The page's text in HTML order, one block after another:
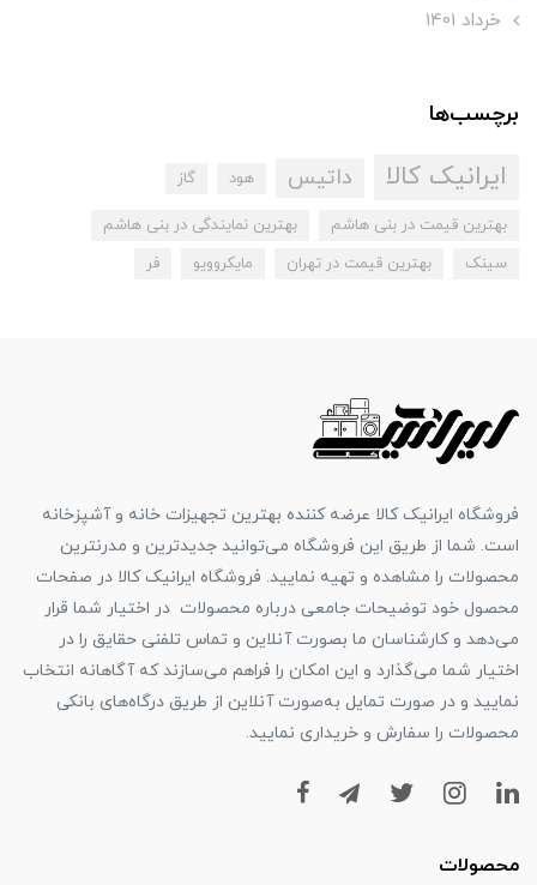
خرداد 1401
برچسب‌ها
ایرانیک کالا داتیس هود گاز
بهترین قیمت در بنی هاشم
بهترین نمایندگی در بنی هاشم
سینک
بهترین قیمت در تهران مایکروویو فر
فروشگاه ایرانیک کالا عرضه کننده بهترین تجهیزات خانه و آشپزخانه
است. شما از طریق این فروشگاه می‌توانید جدیدترین و مدرنترین
محصولات را مشاهده و تهیه نمایید. فروشگاه ایرانیک کالا در صفحات
محصول خود توضیحات جامعی درباره محصولات در اختیار شما قرار
می‌دهد و کارشناسان ما بصورت آنلاین و تماس تلفنی حقایق را در
اختیار شما می‌گذارد و این امکان را فراهم می‌سازند که آگاهانه انتخاب
نمایید و در صورت تمایل به‌صورت آنلاین از طریق درگاه‌های بانکی
محصولات را سفارش و خریداری نمایید.
محصولات